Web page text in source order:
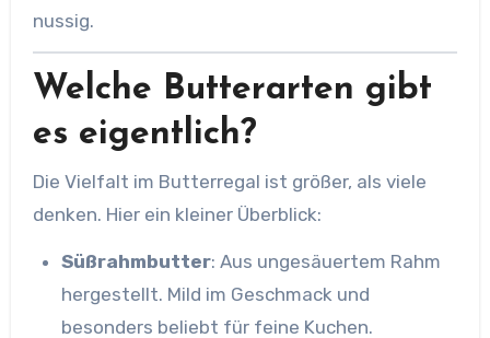
nussig.
Welche Butterarten gibt
es eigentlich?
Die Vielfalt im Butterregal ist größer, als viele
denken. Hier ein kleiner Überblick:
Süßrahmbutter: Aus ungesäuertem Rahm
hergestellt. Mild im Geschmack und
besonders beliebt für feine Kuchen.